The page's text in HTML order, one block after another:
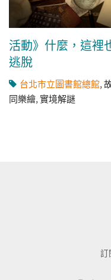
活動》什麼，這裡
逃脫
台北市立圖書館總館,
同樂繪,實境解謎
訂